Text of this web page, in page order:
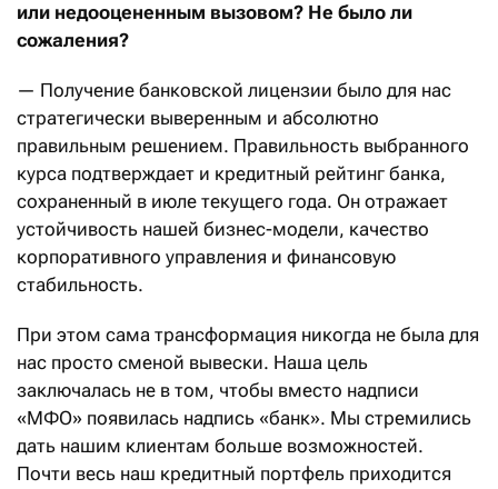
или недооцененным вызовом? Не было ли
сожаления?
— Получение банковской лицензии было для нас
стратегически выверенным и абсолютно
правильным решением. Правильность выбранного
курса подтверждает и кредитный рейтинг банка,
сохраненный в июле текущего года. Он отражает
устойчивость нашей бизнес-модели, качество
корпоративного управления и финансовую
стабильность.
При этом сама трансформация никогда не была для
нас просто сменой вывески. Наша цель
заключалась не в том, чтобы вместо надписи
«МФО» появилась надпись «банк». Мы стремились
дать нашим клиентам больше возможностей.
Почти весь наш кредитный портфель приходится